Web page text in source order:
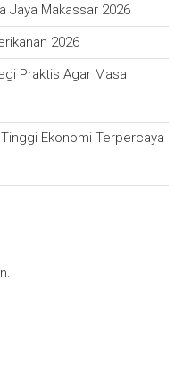
Jaya Makassar 2026
2026
Praktis Agar Masa
Ekonomi Terpercaya